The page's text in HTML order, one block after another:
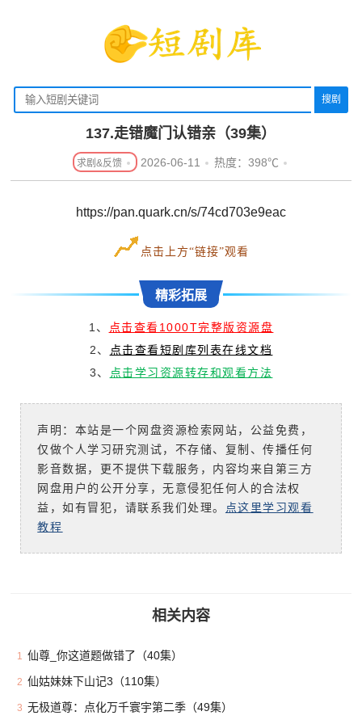
搜剧
137.走错魔门认错亲（39集）
2026-06-11 热度：398℃
https://pan.quark.cn/s/74cd703e9eac
点击上方“链接”观看
精彩拓展
1、 点击查看1000T完整版资源盘
2、 点击查看短剧库列表在线文档
3、 点击学习资源转存和观看方法
声明：本站是一个网盘资源检索网站，公益免费，
仅做个人学习研究测试，不存储、复制、传播任何
影音数据，更不提供下载服务，内容均来自第三方
网盘用户的公开分享，无意侵犯任何人的合法权
益，如有冒犯，请联系我们处理。 点这里学习观看
教程
相关内容
1 仙尊_你这道题做错了（40集）
2 仙姑妹妹下山记3（110集）
3 无极道尊：点化万千寰宇第二季（49集）